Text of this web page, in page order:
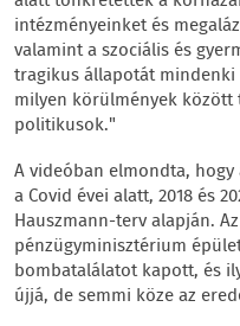
intézményeinket és
valamint a szociális és
tragikus állapotát
milyen körülmények
politikusok."
A videóban elmondta,
a Covid évei alatt, 2018 és
Hauszmann-terv alapján.
pénzügyminisztérium
bombatalálatot kapott, és
újjá, de semmi köze az